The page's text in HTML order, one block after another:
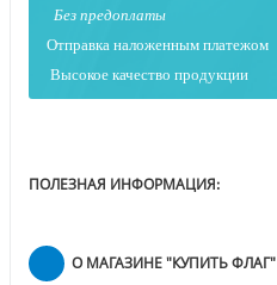
Без предоплаты
Отправка наложенным платежом
Высокое качество продукции
ПОЛЕЗНАЯ ИНФОРМАЦИЯ:
О МАГАЗИНЕ "КУПИТЬ ФЛАГ"